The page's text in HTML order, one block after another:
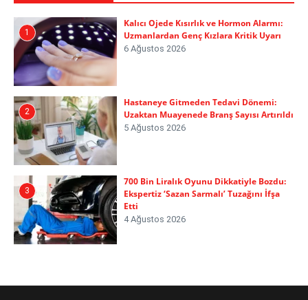
1
Kalıcı Ojede Kısırlık ve Hormon Alarmı:
Uzmanlardan Genç Kızlara Kritik Uyarı
6 Ağustos 2026
2
Hastaneye Gitmeden Tedavi Dönemi:
Uzaktan Muayenede Branş Sayısı Artırıldı
5 Ağustos 2026
3
700 Bin Liralık Oyunu Dikkatiyle Bozdu:
Ekspertiz ‘Sazan Sarmalı’ Tuzağını İfşa
Etti
4 Ağustos 2026